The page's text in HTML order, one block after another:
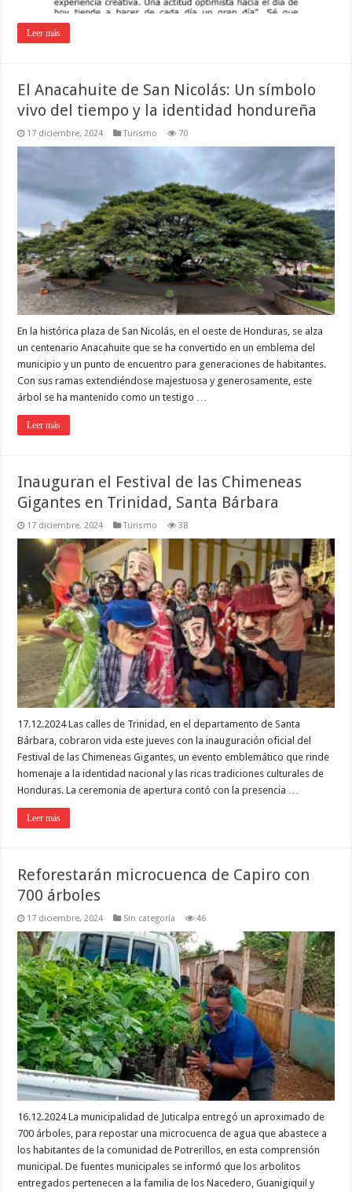
Leer más
El Anacahuite de San Nicolás: Un símbolo
vivo del tiempo y la identidad hondureña
17 diciembre, 2024 Turismo 70
En la histórica plaza de San Nicolás, en el oeste de Honduras, se alza
un centenario Anacahuite que se ha convertido en un emblema del
municipio y un punto de encuentro para generaciones de habitantes.
Con sus ramas extendiéndose majestuosa y generosamente, este
árbol se ha mantenido como un testigo …
Leer más
Inauguran el Festival de las Chimeneas
Gigantes en Trinidad, Santa Bárbara
17 diciembre, 2024 Turismo 38
17.12.2024 Las calles de Trinidad, en el departamento de Santa
Bárbara, cobraron vida este jueves con la inauguración oficial del
Festival de las Chimeneas Gigantes, un evento emblemático que rinde
homenaje a la identidad nacional y las ricas tradiciones culturales de
Honduras. La ceremonia de apertura contó con la presencia …
Leer más
Reforestarán microcuenca de Capiro con
700 árboles
17 diciembre, 2024 Sin categoría 46
16.12.2024 La municipalidad de Juticalpa entregó un aproximado de
700 árboles, para repostar una microcuenca de agua que abastece a
los habitantes de la comunidad de Potrerillos, en esta comprensión
municipal. De fuentes municipales se informó que los arbolitos
entregados pertenecen a la familia de los Nacedero, Guanigiquil y